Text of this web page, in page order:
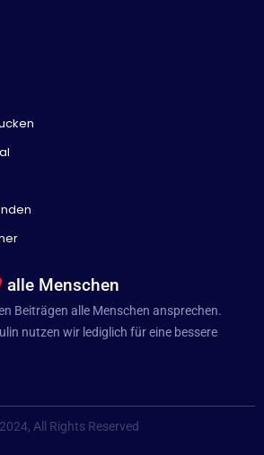
alle Menschen
Beiträgen alle Menschen ansprechen.
nutzen wir lediglich für eine bessere
All Rights Reserved